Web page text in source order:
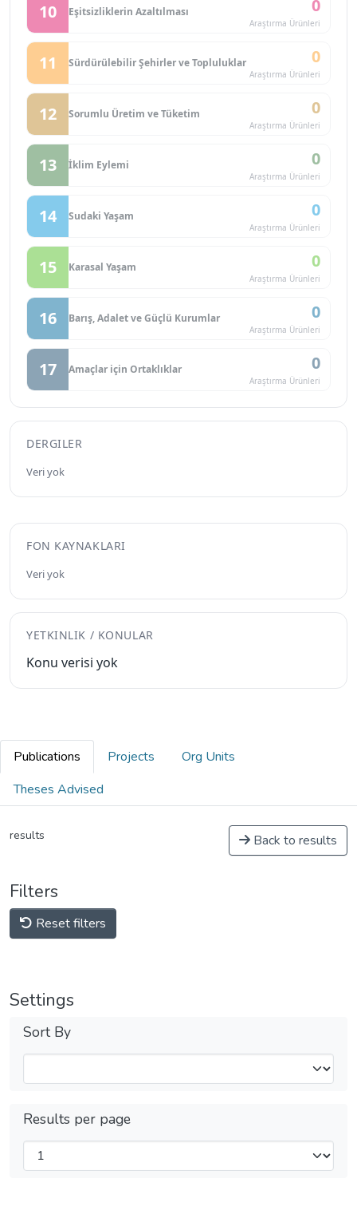
10 Eşitsizliklerin Azaltılması 0
Araştırma Ürünleri
11 Sürdürülebilir Şehirler ve Topluluklar 0
Araştırma Ürünleri
12 Sorumlu Üretim ve Tüketim 0
Araştırma Ürünleri
13 İklim Eylemi 0
Araştırma Ürünleri
14 Sudaki Yaşam 0
Araştırma Ürünleri
15 Karasal Yaşam 0
Araştırma Ürünleri
16 Barış, Adalet ve Güçlü Kurumlar 0
Araştırma Ürünleri
17 Amaçlar için Ortaklıklar 0
Araştırma Ürünleri
DERGILER
Veri yok
FON KAYNAKLARI
Veri yok
YETKINLIK / KONULAR
Konu verisi yok
Publications Projects
Org Units
Theses Advised
results Back to results
Filters
Reset filters
Settings
Sort By
Results per page